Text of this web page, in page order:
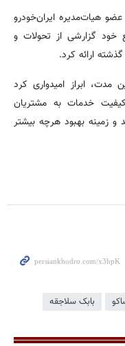
هیات‌مدیره ایران‌خودرو
خود گزارشی از تحولات و
ابراز امیدواری کرد
خدمات به مشتریان
و زمینه بهبود هرچه بیشتر
بابک سلاجقه